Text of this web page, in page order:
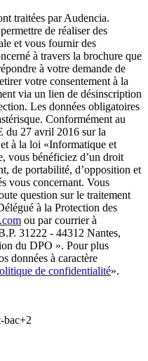
traitées par Audencia.
de réaliser des
et vous fournir des
à travers la brochure que
à votre demande de
votre consentement à la
via un lien de désinscription
Les données obligatoires
Conformément au
du 27 avril 2016 sur la
à la loi «Informatique et
vous bénéficiez d’un droit
de portabilité, d’opposition et
vous concernant. Vous
question sur le traitement
à la Protection des
ou par courrier à
31222 - 44312 Nantes,
du DPO ». Pour plus
données à caractère
de confidentialité».
bac+2